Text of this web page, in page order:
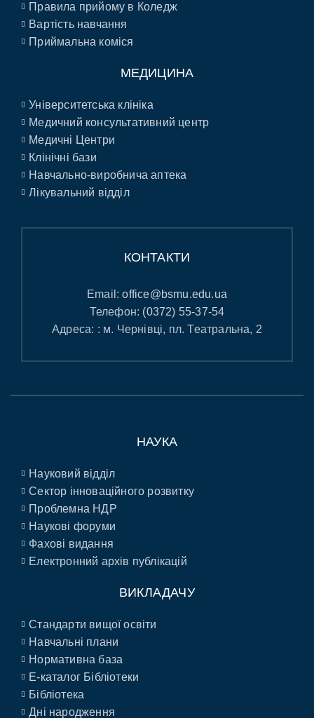
Правила прийому в Коледж
Вартість навчання
Приймальна коміся
МЕДИЦИНА
Університетська клініка
Медичний консультативний центр
Медичні Центри
Клінічні бази
Навчально-виробнича аптека
Лікувальний відділ
КОНТАКТИ
Email:office@bsmu.edu.ua
Телефон: (0372) 55-37-54
Адреса: : м. Чернівці, пл. Театральна, 2
НАУКА
Науковий відділ
Сектор інноваційного розвитку
Проблемна НДР
Наукові форуми
Фахові видання
Електронний архів публікацій
ВИКЛАДАЧУ
Стандарти вищої освіти
Навчальні плани
Нормативна база
E-каталог Бібліотеки
Бібліотека
Дні народження